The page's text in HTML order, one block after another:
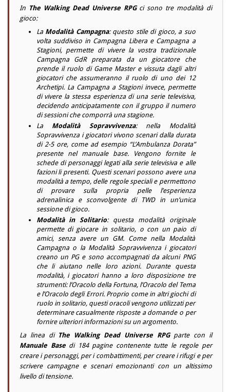
In The Walking Dead Universe RPGci sono tre modalità di
gioco:
La Modalità Campagna: questo stile di gioco, a suo
volta suddiviso in Campagna Libera e Campagna a
Stagioni, permette di vivere la vostra tradizionale
Campagna GdR preparata da un giocatore che
prende il ruolo di Game Master e vissuta dagli altri
giocatori che assumeranno il ruolo di uno dei 12
Archetipi. La Campagna a Stagioni invece, permette
di vivere la stessa esperienza di una serie televisiva,
decidendo anticipatamente con il gruppo il numero
di sessioni che comporrà una stagione.
La Modalità Sopravvivenza: nella Modalità
Sopravvivenza i giocatori vivono scenari dalla durata
di 2-5 ore, come ad esempio “L’Ambulanza Dorata”
presente nel manuale base. Vengono fornite le
schede di personaggi legati alla serie televisiva e alle
fazioni li presenti. Questi scenari possono avere una
modalità a tempo, delle regole speciali e permettono
di provare sulla propria pelle l’esperienza
adrenalinica e sconvolgente di TWD in un’unica
sessione di gioco.
Modalità in Solitario: questa modalità originale
permette di giocare in solitario, o con un paio di
amici, senza avere un GM. Come nella Modalità
Campagna o la Modalità Sopravvivenza i giocatori
creano un PG e sono accompagnati da alcuni PNG
che li aiutano nelle loro azioni. Durante questa
modalità, i giocatori hanno a loro disposizione tre
strumenti: l’Oracolo della Fortuna, l’Oracolo del Tema
e l’Oracolo degli Errori. Proprio come in altri giochi di
ruolo in solitario, questi oracoli vengono utilizzati per
determinare casualmente risposte a domande o per
fornire ulteriori informazioni su un argomento.
La linea di The Walking Dead Universe RPGparte con il
Manuale Basedi 184 pagine contenente tutte le regole per
creare i personaggi, per i combattimenti, per creare i rifugi e per
scrivere campagne e scenari emozionanti con un altissimo
livello di tensione.